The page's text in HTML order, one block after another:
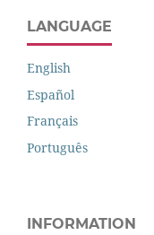
LANGUAGE
English
Español
Français
Português
INFORMATION